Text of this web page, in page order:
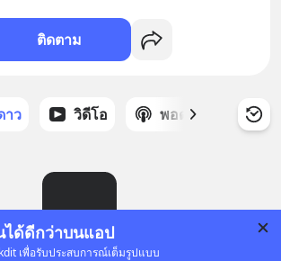
ได้ดีกว่าบนแอป
เพื่อรับประสบการณ์เต็มรูปแบบ
ติดตาม
าว วิดีโอ พอดแคสต์